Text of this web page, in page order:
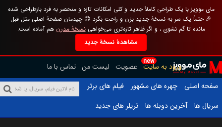
مای موویز با یک طراحی کاملاً جدید و کلی امکانات تازه و منحصر به فرد بازطراحی شده
🎉 حتماً یک سر به نسخهٔ جدید بزن و راحت بگرد 😊 چیدمان صفحهٔ اصلی مثل قبل
مانده تا گم نشوی ، و اگر ظاهر تازه‌تری می‌خواهینسخهٔ مدرن هم آماده است.
مشاهدهٔ نسخهٔ جدید
new
ورود به سایت عضویت لیست من تماس با ما
صفحه اصلی
چهره های مشهور
فیلم های برتر
سریال ها
آخرین دوبله ها تریلر های جدید